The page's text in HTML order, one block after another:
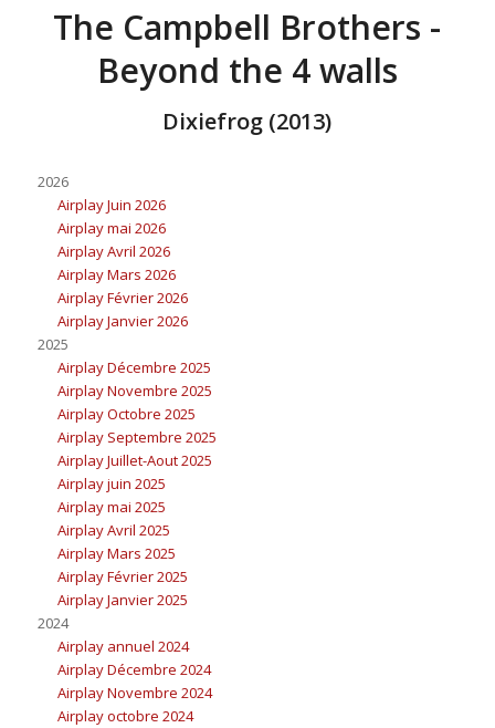
The Campbell Brothers -
Beyond the 4 walls
Dixiefrog (2013)
2026
Airplay Juin 2026
Airplay mai 2026
Airplay Avril 2026
Airplay Mars 2026
Airplay Février 2026
Airplay Janvier 2026
2025
Airplay Décembre 2025
Airplay Novembre 2025
Airplay Octobre 2025
Airplay Septembre 2025
Airplay Juillet-Aout 2025
Airplay juin 2025
Airplay mai 2025
Airplay Avril 2025
Airplay Mars 2025
Airplay Février 2025
Airplay Janvier 2025
2024
Airplay annuel 2024
Airplay Décembre 2024
Airplay Novembre 2024
Airplay octobre 2024